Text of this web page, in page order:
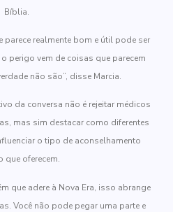
Bíblia.
parece realmente bom e útil pode ser
perigo vem de coisas que parecem
não são”, disse Marcia.
da conversa não é rejeitar médicos
mas sim destacar como diferentes
o tipo de aconselhamento
que oferecem.
que adere à Nova Era, isso abrange
Você não pode pegar uma parte e